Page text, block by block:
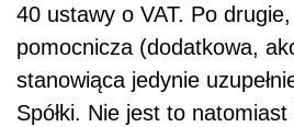
40 ustawy o VAT. Po
pomocnicza (dodatkowa,
stanowiąca jedynie
Spółki. Nie jest to